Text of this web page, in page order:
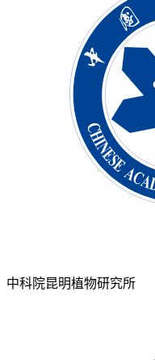
中科院昆明植物研究所